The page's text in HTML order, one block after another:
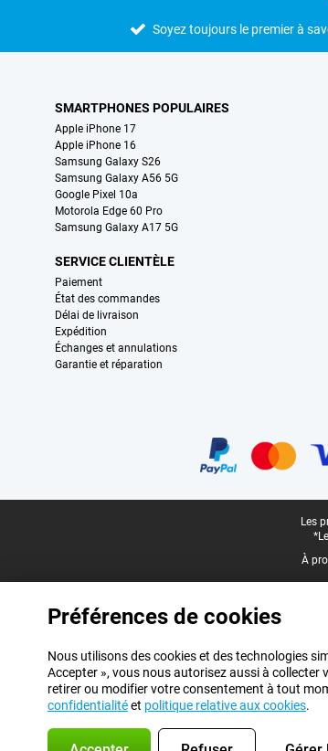
Soyez toujours le premier à
SMARTPHONES POPULAIRES
Apple iPhone 17
Apple iPhone 16
Samsung Galaxy S26
Samsung Galaxy A56 5G
Google Pixel 10a
Motorola Edge 60 Pro
Samsung Galaxy A17 5G
SERVICE CLIENTÈLE
Paiement
État des commandes
Délai de livraison
Expédition
Échanges et annulations
Garantie et réparation
Les
À
Préférences de cookies
Nous utilisons des cookies et des technologies
Accepter », vous nous autorisez aussi à
retirer ou modifier votre consentement à tout
confidentialitéet politique relative aux cookies.